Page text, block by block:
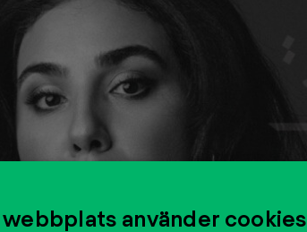
webbplats använder cookies